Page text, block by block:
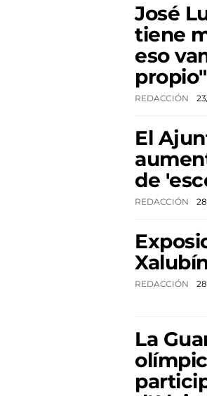
José
tiene
eso
propio"
REDACCIÓN
El
de
REDACCIÓN
REDACCIÓN
La